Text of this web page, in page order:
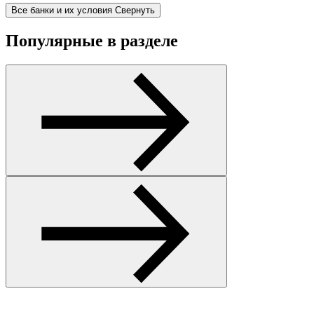
Все банки и их условия Свернуть
Популярные в разделе